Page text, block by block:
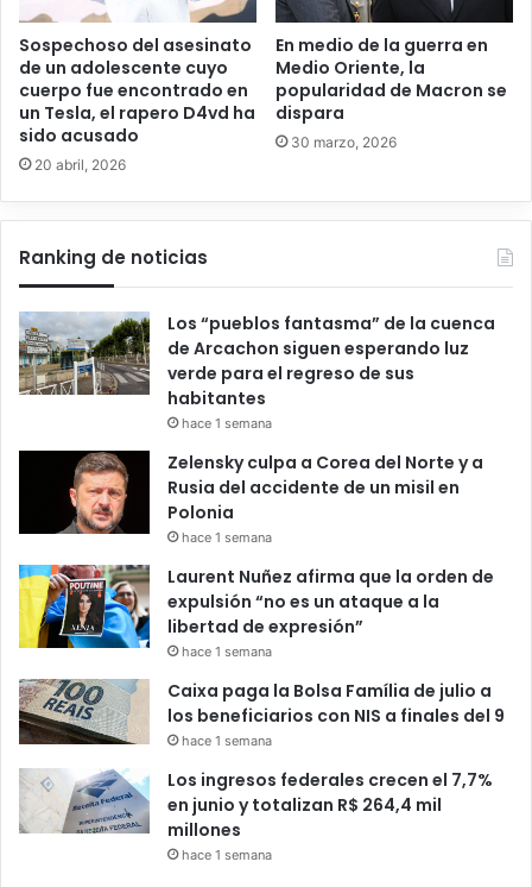
Sospechoso del asesinato
de un adolescente cuyo
cuerpo fue encontrado en
un Tesla, el rapero D4vd ha
sido acusado
20 abril, 2026
En medio de la guerra en
Medio Oriente, la
popularidad de Macron se
dispara
30 marzo, 2026
Ranking de noticias
Los “pueblos fantasma” de la cuenca
de Arcachon siguen esperando luz
verde para el regreso de sus
habitantes
hace 1 semana
Zelensky culpa a Corea del Norte y a
Rusia del accidente de un misil en
Polonia
hace 1 semana
Laurent Nuñez afirma que la orden de
expulsión “no es un ataque a la
libertad de expresión”
hace 1 semana
Caixa paga la Bolsa Família de julio a
los beneficiarios con NIS a finales del 9
hace 1 semana
Los ingresos federales crecen el 7,7%
en junio y totalizan R$ 264,4 mil
millones
hace 1 semana